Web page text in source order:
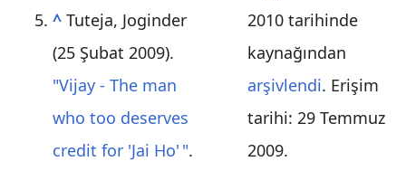
^ Tuteja, Joginder
(25 Şubat 2009).
"Vijay - The man
who too deserves
credit for 'Jai Ho' ".
2010 tarihinde
kaynağından
arşivlendi. Erişim
tarihi: 29 Temmuz
2009.